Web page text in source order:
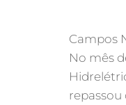
Campos
No mês